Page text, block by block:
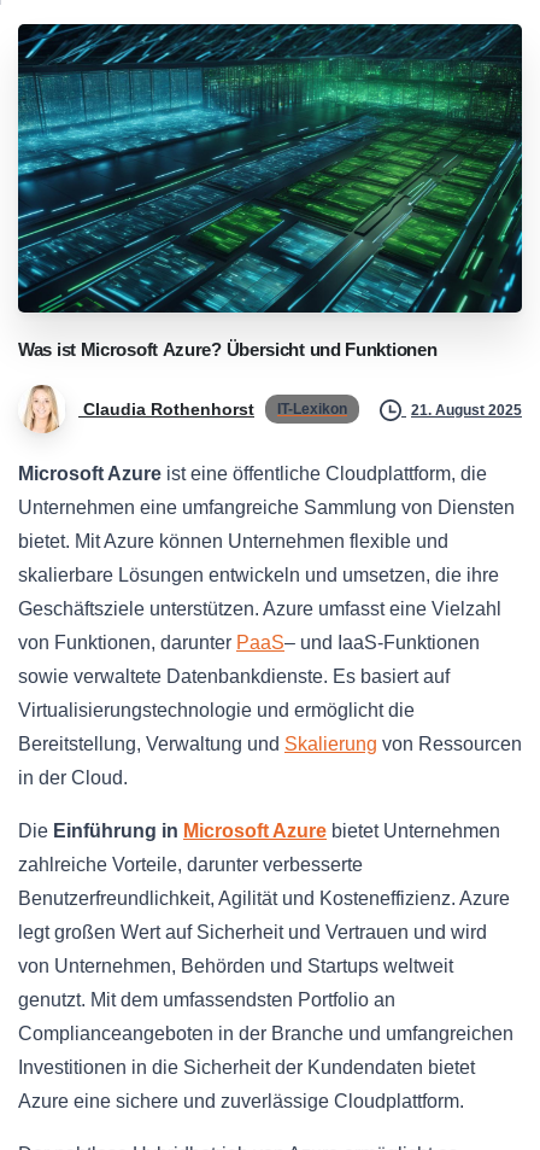
Was ist Microsoft Azure? Übersicht und Funktionen
Claudia Rothenhorst IT-Lexikon 21. August 2025
Microsoft Azure ist eine öffentliche Cloudplattform, die
Unternehmen eine umfangreiche Sammlung von Diensten
bietet. Mit Azure können Unternehmen flexible und
skalierbare Lösungen entwickeln und umsetzen, die ihre
Geschäftsziele unterstützen. Azure umfasst eine Vielzahl
von Funktionen, darunter PaaS– und IaaS-Funktionen
sowie verwaltete Datenbankdienste. Es basiert auf
Virtualisierungstechnologie und ermöglicht die
Bereitstellung, Verwaltung und Skalierung von Ressourcen
in der Cloud.
Die Einführung in Microsoft Azure bietet Unternehmen
zahlreiche Vorteile, darunter verbesserte
Benutzerfreundlichkeit, Agilität und Kosteneffizienz. Azure
legt großen Wert auf Sicherheit und Vertrauen und wird
von Unternehmen, Behörden und Startups weltweit
genutzt. Mit dem umfassendsten Portfolio an
Complianceangeboten in der Branche und umfangreichen
Investitionen in die Sicherheit der Kundendaten bietet
Azure eine sichere und zuverlässige Cloudplattform.